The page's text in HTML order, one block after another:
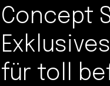
Concept
für toll